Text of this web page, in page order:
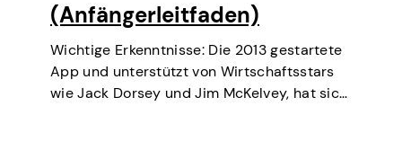
(Anfängerleitfaden)
Wichtige Erkenntnisse: Die 2013 gestartete
App und unterstützt von Wirtschaftsstars
wie Jack Dorsey und Jim McKelvey, hat sich